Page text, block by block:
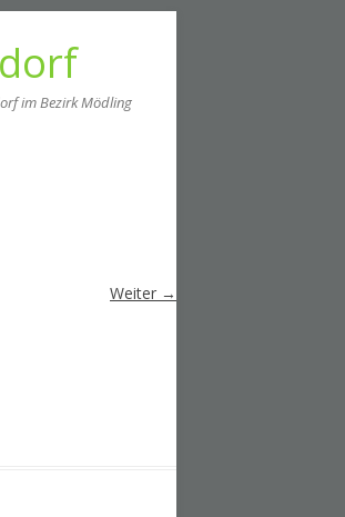
im Bezirk Mödling
Weiter →